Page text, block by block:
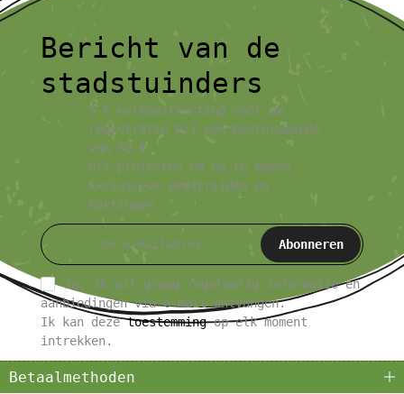
Bericht van de
stadstuinders
5 € welkomstkorting voor uw
registratie bij een bestelwaarde
van 50 €
DIY-projecten om na te maken
Exclusieve wedstrijden en
kortingen
Abonneren
Ja, ik wil graag regelmatig informatie en
aanbiedingen via e-mail ontvangen.
Ik kan dezetoestemmingop elk moment
intrekken.
Betaalmethoden